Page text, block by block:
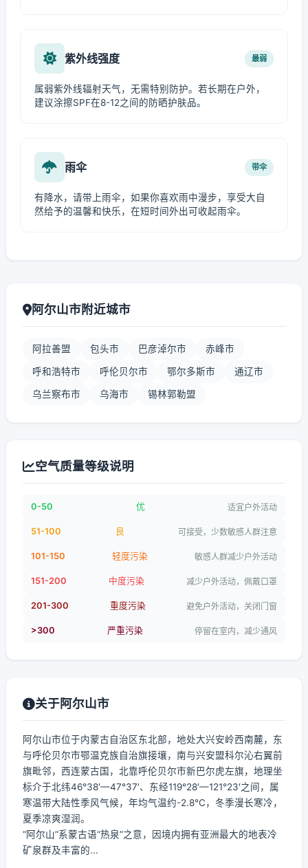
紫外线强度 最弱
属弱紫外线辐射天气，无需特别防护。若长期在户外，
建议涂擦SPF在8-12之间的防晒护肤品。
雨伞 带伞
有降水，请带上雨伞，如果你喜欢雨中漫步，享受大自
然给予的温馨和快乐，在短时间外出可收起雨伞。
阿尔山市附近城市
阿拉善盟 包头市 巴彦淖尔市 赤峰市
呼和浩特市 呼伦贝尔市 鄂尔多斯市 通辽市
乌兰察布市 乌海市 锡林郭勒盟
空气质量等级说明
0-50 优 适宜户外活动
51-100 良 可接受，少数敏感人群注意
101-150 轻度污染 敏感人群减少户外活动
151-200 中度污染 减少户外活动，佩戴口罩
201-300 重度污染 避免户外活动，关闭门窗
>300 严重污染 停留在室内，减少通风
关于阿尔山市
阿尔山市位于内蒙古自治区东北部，地处大兴安岭西南麓，东
与呼伦贝尔市鄂温克族自治旗接壤，南与兴安盟科尔沁右翼前
旗毗邻，西连蒙古国，北靠呼伦贝尔市新巴尔虎左旗，地理坐
标介于北纬46°38′—47°37′、东经119°28′—121°23′之间，属
寒温带大陆性季风气候，年均气温约-2.8℃，冬季漫长寒冷，
夏季凉爽湿润。
“阿尔山”系蒙古语“热泉”之意，因境内拥有亚洲最大的地表冷
矿泉群及丰富的...